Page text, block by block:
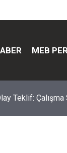
MEB
Teklif: